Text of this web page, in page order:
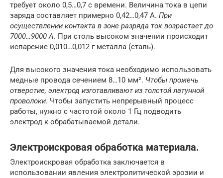
требует около 0,5…0,7 с времени. Величина тока в цепи
заряда составляет примерно 0,42…0,47 А. При
осуществлении контакта в зоне разряда ток возрастает до
7000…9000 А. При столь высоком значении происходит
испарение 0,010…0,012 г металла (сталь).
Для высокого значения тока необходимо использовать
медные провода сечением 8…10 мм². Чтобы прожечь
отверстие, электрод изготавливают из толстой латунной
проволоки. Чтобы запустить непрерывный процесс
работы, нужно с частотой около 1 Гц подводить
электрод к обрабатываемой детали.
Электроискровая обработка материала.
Электроискровая обработка заключается в
использовании явления электролитической эрозии и